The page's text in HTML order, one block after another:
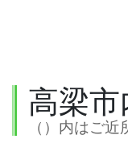
高梁
（）内はご